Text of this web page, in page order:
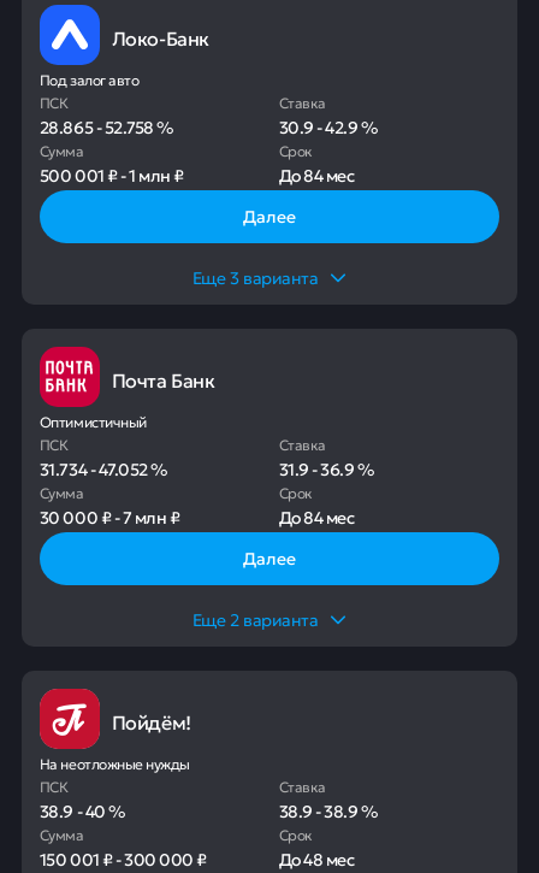
Локо-Банк
Под залог авто
ПСК
28.865-52.758%
Ставка
30.9-42.9%
Сумма
500 001 ₽-1 млн ₽
Срок
До84 мес
Далее
Еще3 варианта
Почта Банк
Оптимистичный
ПСК
31.734-47.052%
Ставка
31.9-36.9%
Сумма
30 000 ₽-7 млн ₽
Срок
До84 мес
Далее
Еще2 варианта
Пойдём!
На неотложные нужды
ПСК
38.9-40%
Ставка
38.9-38.9%
Сумма
150 001 ₽-300 000 ₽
Срок
До48 мес